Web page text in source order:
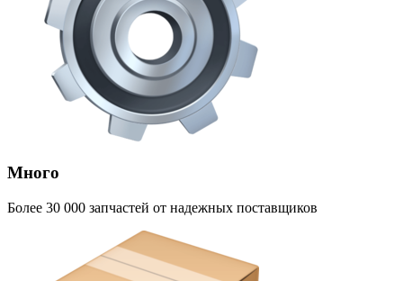
Много
Более 30 000 запчастей от надежных поставщиков